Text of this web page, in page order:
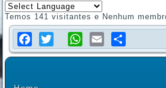
Temos 141 visitantes e Nenhum
Facebook
TwitterWhatsApp
EmailShare